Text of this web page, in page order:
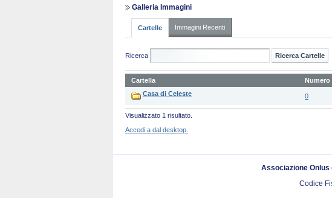
Galleria Immagini
Cartelle Immagini Recenti
Ricerca
Cartella Numero
Casa di Celeste
0
Visualizzato 1 risultato.
Accedi a dal desktop.
Associazione Onlus
Codice